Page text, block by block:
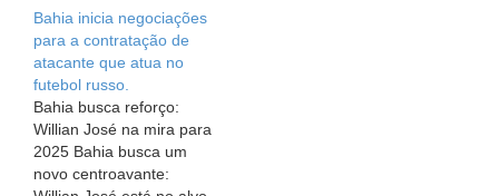
recentemente, já mostrou
que veio para fazer a
diferença em campo. Em
suas primeiras partidas
com a camisa…
Bahia inicia negociações
para a contratação de
atacante que atua no
futebol russo.
Bahia busca reforço:
Willian José na mira para
2025 Bahia busca um
novo centroavante: